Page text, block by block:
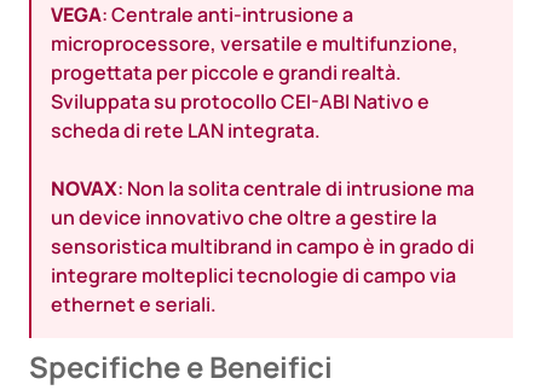
VEGA: Centrale anti-intrusione a
microprocessore, versatile e multifunzione,
progettata per piccole e grandi realtà.
Sviluppata su protocollo CEI-ABI Nativo e
scheda di rete LAN integrata.
NOVAX: Non la solita centrale di intrusione ma
un device innovativo che oltre a gestire la
sensoristica multibrand in campo è in grado di
integrare molteplici tecnologie di campo via
ethernet e seriali.
Specifiche e Beneifici